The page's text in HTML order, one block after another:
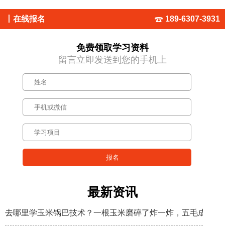
在线报名 189-6307-3931
免费领取学习资料
留言立即发送到您的手机上
最新资讯
去哪里学玉米锅巴技术？一根玉米磨碎了炸一炸，五毛成本卖